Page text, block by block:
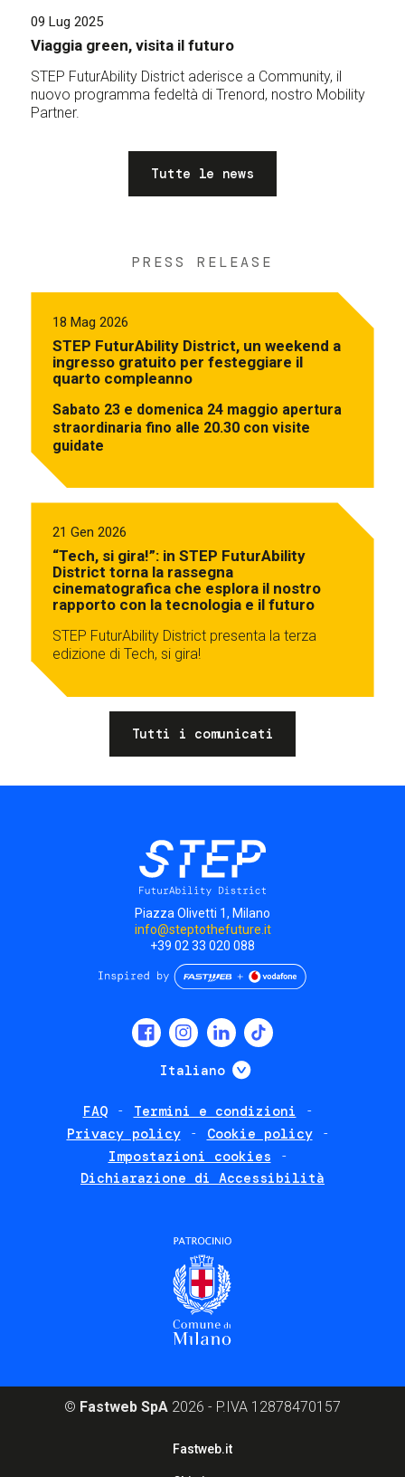
09 Lug 2025
Viaggia green, visita il futuro
STEP FuturAbility District aderisce a Community, il
nuovo programma fedeltà di Trenord, nostro Mobility
Partner.
Tutte le news
PRESS RELEASE
18 Mag 2026
STEP FuturAbility District, un weekend a
ingresso gratuito per festeggiare il
quarto compleanno
Sabato 23 e domenica 24 maggio apertura
straordinaria fino alle 20.30 con visite
guidate
21 Gen 2026
“Tech, si gira!”: in STEP FuturAbility
District torna la rassegna
cinematografica che esplora il nostro
rapporto con la tecnologia e il futuro
STEP FuturAbility District presenta la terza
edizione di Tech, si gira!
Tutti i comunicati
Piazza Olivetti 1, Milano
info@steptothefuture.it
+39 02 33 020 088
Italiano Mostra ulteriori
FAQ
Termini e condizioni
Privacy policy
Cookie policy
Impostazioni cookies
Dichiarazione di Accessibilità
© Fastweb SpA 2026 - P.IVA 12878470157
Fastweb.it